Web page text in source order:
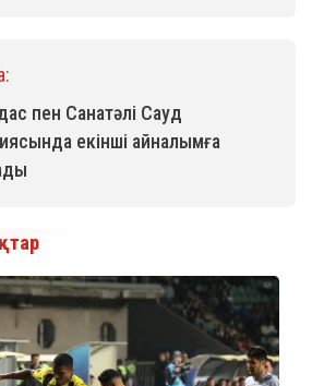
пен Санатәлі Сауд
екінші айналымға